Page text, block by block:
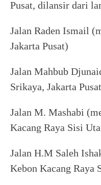
Pusat, dilansir dari
Jalan Raden Ismail
Jakarta Pusat)
Jalan Mahbub
Srikaya, Jakarta
Jalan M. Mashabi
Kacang Raya Sisi
Jalan H.M Saleh
Kebon Kacang Raya